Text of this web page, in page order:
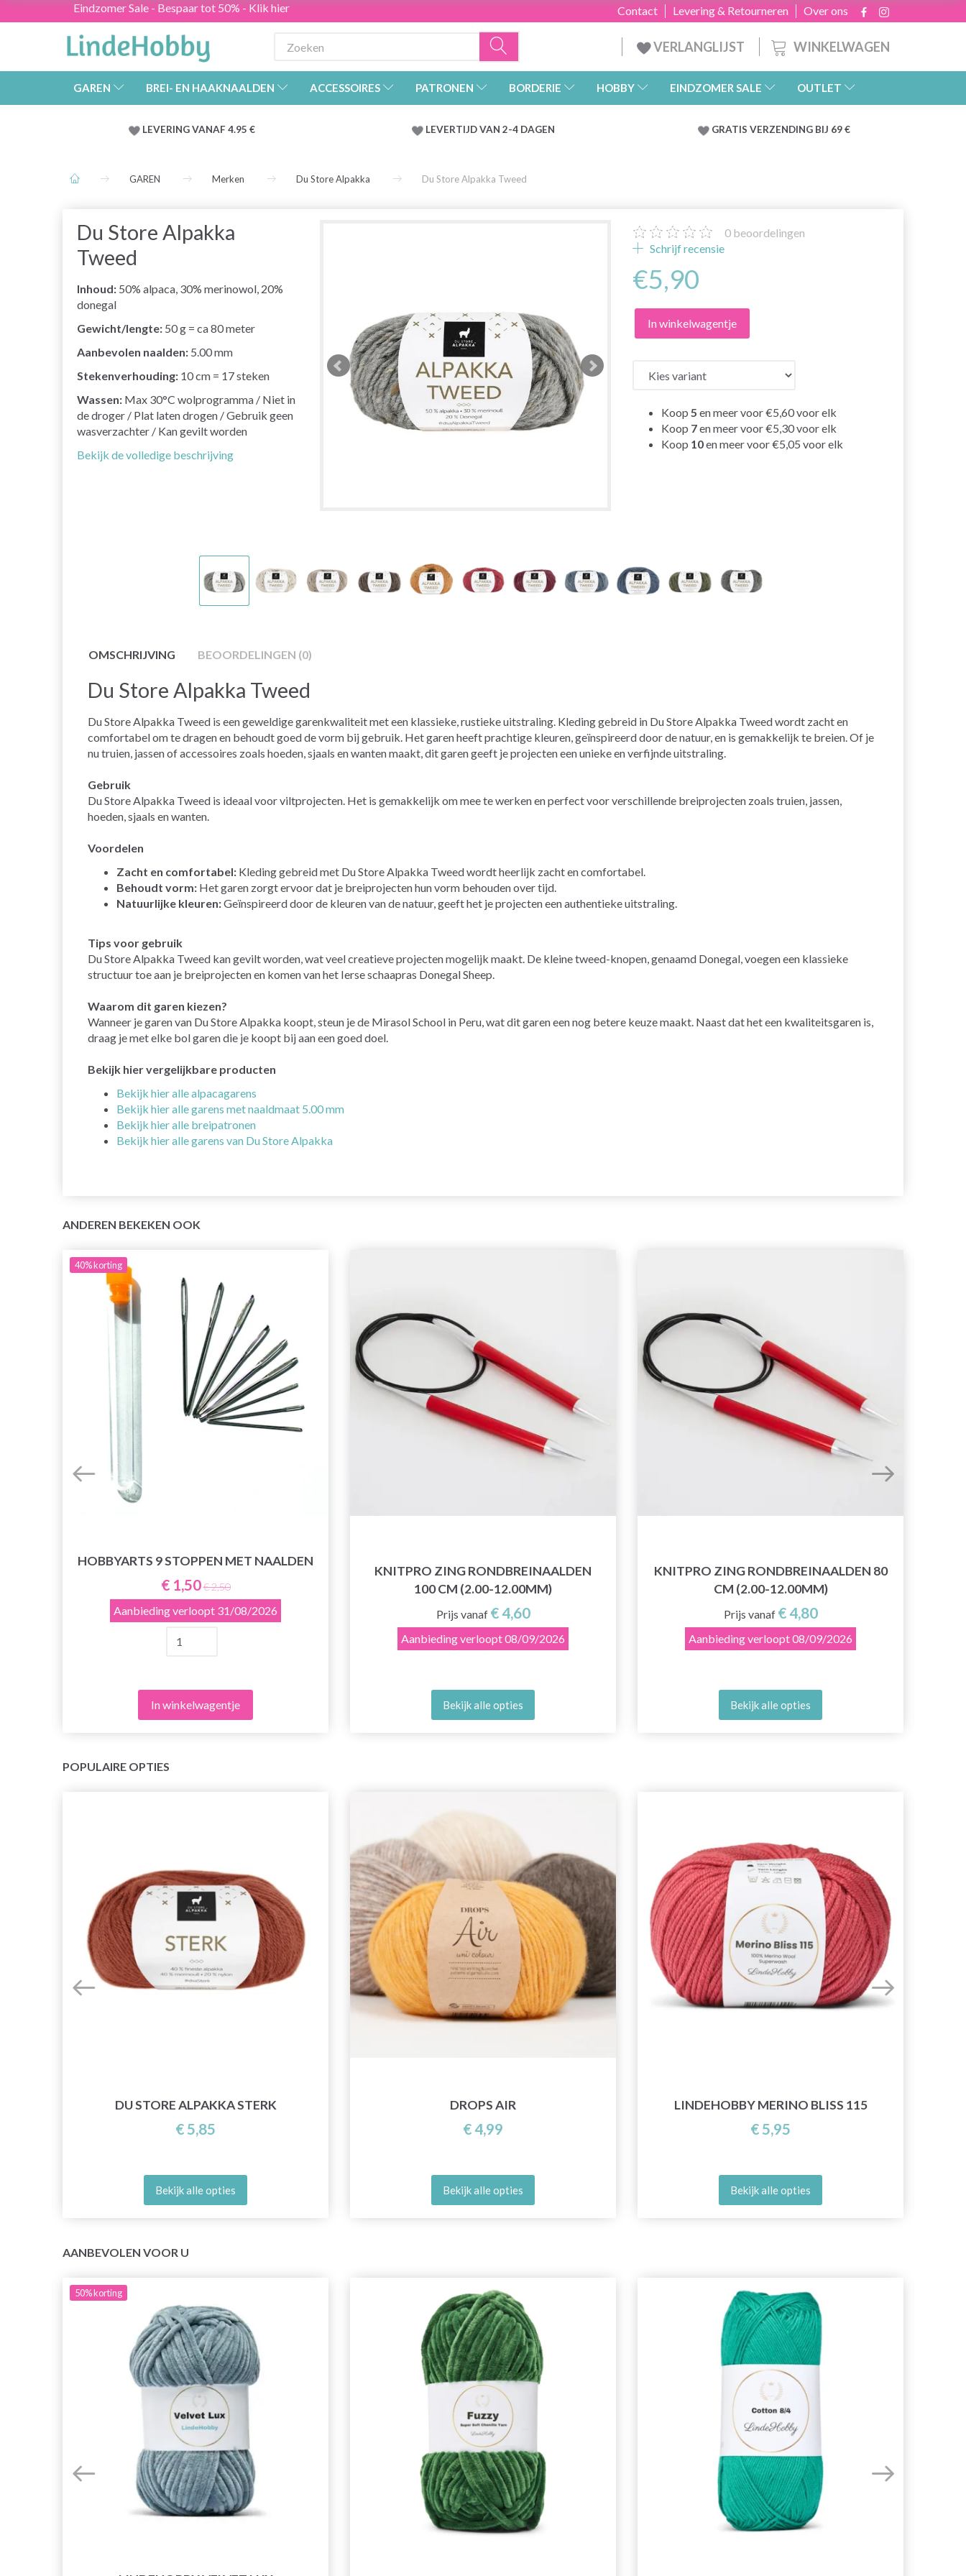
Eindzomer Sale - Bespaar tot 50% - Klik hier Over ons
Levering & Retourneren
Contact
WINKELWAGEN
VERLANGLIJST
GAREN BREI- EN HAAKNAALDEN ACCESSOIRES PATRONEN BORDERIE HOBBY EINDZOMER SALE OUTLET
LEVERING VANAF 4.95 € LEVERTIJD VAN 2-4 DAGEN GRATIS VERZENDING BIJ 69 €
GAREN Merken Du Store Alpakka Du Store Alpakka Tweed
Du Store Alpakka
Tweed
Inhoud: 50% alpaca, 30% merinowol, 20%
donegal
Gewicht/lengte: 50 g = ca 80 meter
Aanbevolen naalden: 5.00 mm
Stekenverhouding: 10 cm = 17 steken
Wassen: Max 30°C wolprogramma / Niet in
de droger / Plat laten drogen / Gebruik geen
wasverzachter / Kan gevilt worden
Bekijk de volledige beschrijving
0 beoordelingen
Schrijf recensie
€5,90
In winkelwagentje
Koop5 en meer voor€5,60voor elk
Koop 7en meer voor€5,30voor elk
Koop 10en meer voor€5,05voor elk
OMSCHRIJVING BEOORDELINGEN (0)
Du Store Alpakka Tweed
Du Store Alpakka Tweed is een geweldige garenkwaliteit met een klassieke, rustieke uitstraling. Kleding gebreid in Du Store Alpakka Tweed wordt zacht en
comfortabel om te dragen en behoudt goed de vorm bij gebruik. Het garen heeft prachtige kleuren, geïnspireerd door de natuur, en is gemakkelijk te breien. Of je
nu truien, jassen of accessoires zoals hoeden, sjaals en wanten maakt, dit garen geeft je projecten een unieke en verfijnde uitstraling.
Gebruik
Du Store Alpakka Tweed is ideaal voor viltprojecten. Het is gemakkelijk om mee te werken en perfect voor verschillende breiprojecten zoals truien, jassen,
hoeden, sjaals en wanten.
Voordelen
Zacht en comfortabel: Kleding gebreid met Du Store Alpakka Tweed wordt heerlijk zacht en comfortabel.
Behoudt vorm: Het garen zorgt ervoor dat je breiprojecten hun vorm behouden over tijd.
Natuurlijke kleuren:Geïnspireerd door de kleuren van de natuur, geeft het je projecten een authentieke uitstraling.
Tips voor gebruik
Du Store Alpakka Tweed kan gevilt worden, wat veel creatieve projecten mogelijk maakt. De kleine tweed-knopen, genaamd Donegal, voegen een klassieke
structuur toe aan je breiprojecten en komen van het Ierse schaapras Donegal Sheep.
Waarom dit garen kiezen?
Wanneer je garen van Du Store Alpakka koopt, steun je de Mirasol School in Peru, wat dit garen een nog betere keuze maakt. Naast dat het een kwaliteitsgaren is,
draag je met elke bol garen die je koopt bij aan een goed doel.
Bekijk hier vergelijkbare producten
Bekijk hier alle alpacagarens
Bekijk hier alle garens met naaldmaat 5.00 mm
Bekijk hier alle breipatronen
Bekijk hier alle garens van Du Store Alpakka
ANDEREN BEKEKEN OOK
40%korting
HOBBYARTS 9 STOPPEN MET NAALDEN
€ 1,50€ 2,50
Aanbieding verloopt 31/08/2026
In winkelwagentje
KNITPRO ZING RONDBREINAALDEN
100 CM (2.00-12.00MM)
Prijs vanaf € 4,60
Aanbieding verloopt08/09/2026
Bekijk alle opties
KNITPRO ZING RONDBREINAALDEN 80
CM (2.00-12.00MM)
Prijs vanaf € 4,80
Aanbieding verloopt08/09/2026
Bekijk alle opties
POPULAIRE OPTIES
DU STORE ALPAKKA STERK
€ 5,85
Bekijk alle opties
DROPS AIR
€ 4,99
Bekijk alle opties
LINDEHOBBY MERINO BLISS 115
€ 5,95
Bekijk alle opties
AANBEVOLEN VOOR U
50%korting